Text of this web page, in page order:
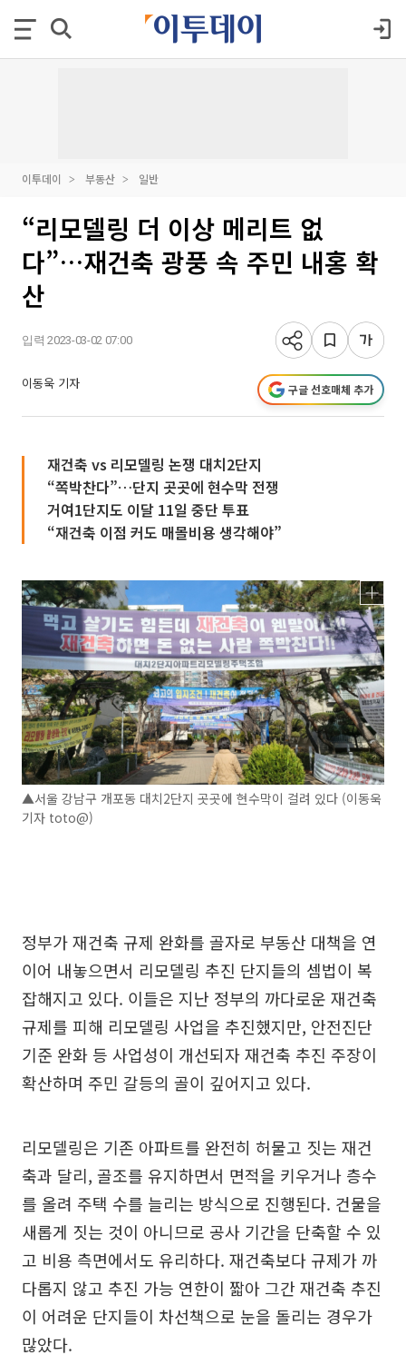
이투데이 부동산 일반
“리모델링 더 이상 메리트 없
다”…재건축 광풍 속 주민 내홍 확
산
입력 2023-03-02 07:00
이동욱 기자 구글 선호매체 추가
재건축 vs 리모델링 논쟁 대치2단지
“쪽박찬다”…단지 곳곳에 현수막 전쟁
거여1단지도 이달 11일 중단 투표
“재건축 이점 커도 매몰비용 생각해야”
▲서울 강남구 개포동 대치2단지 곳곳에 현수막이 걸려 있다 (이동욱
기자 toto@)
정부가 재건축 규제 완화를 골자로 부동산 대책을 연
이어 내놓으면서 리모델링 추진 단지들의 셈법이 복
잡해지고 있다. 이들은 지난 정부의 까다로운 재건축
규제를 피해 리모델링 사업을 추진했지만, 안전진단
기준 완화 등 사업성이 개선되자 재건축 추진 주장이
확산하며 주민 갈등의 골이 깊어지고 있다.
리모델링은 기존 아파트를 완전히 허물고 짓는 재건
축과 달리, 골조를 유지하면서 면적을 키우거나 층수
를 올려 주택 수를 늘리는 방식으로 진행된다. 건물을
새롭게 짓는 것이 아니므로 공사 기간을 단축할 수 있
고 비용 측면에서도 유리하다. 재건축보다 규제가 까
다롭지 않고 추진 가능 연한이 짧아 그간 재건축 추진
이 어려운 단지들이 차선책으로 눈을 돌리는 경우가
많았다.